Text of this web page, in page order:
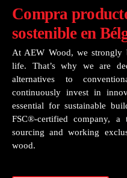
Compra
sostenible en
At AEW Wood, we
life. That’s why we are
alternatives to
continuously invest in
essential for sustainable
FSC®-certified company, a
sourcing and working
wood.